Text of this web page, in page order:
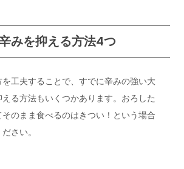
みを抑える方法4つ
工夫することで、すでに辛みの強い大
る方法もいくつかあります。おろした
のまま食べるのはきつい！という場合
さい。